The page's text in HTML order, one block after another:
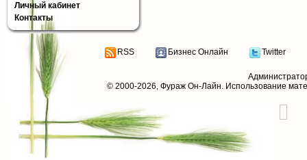
Личный кабинет
Контакты
RSS Бизнес Онлайн Twitter
© 2000-2026, Фураж Он-Лайн. Использование